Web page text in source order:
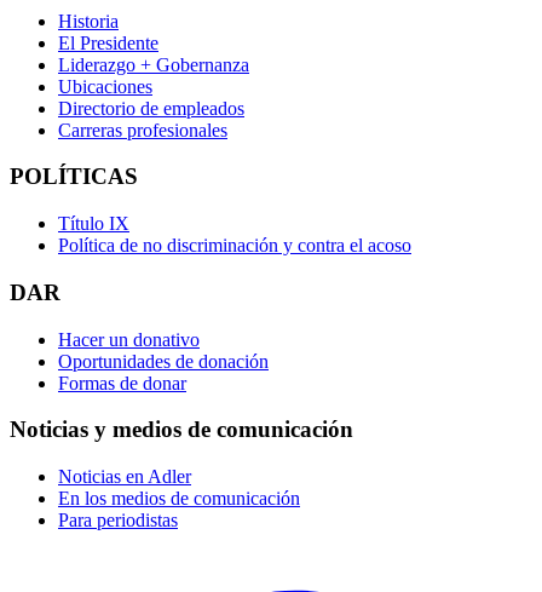
Historia
El Presidente
Liderazgo + Gobernanza
Ubicaciones
Directorio de empleados
Carreras profesionales
POLÍTICAS
Título IX
Política de no discriminación y contra el acoso
DAR
Hacer un donativo
Oportunidades de donación
Formas de donar
Noticias y medios de comunicación
Noticias en Adler
En los medios de comunicación
Para periodistas